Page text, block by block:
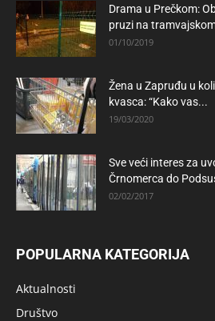
Drama u Prečkom:
pruzi na
01/10/2019
Žena u Zapruđu u
kvasca: “Kako vas...
19/03/2020
Sve veći interes za
Črnomerca do
02/02/2017
POPULARNA KATEGORIJA
Aktualnosti
Društvo